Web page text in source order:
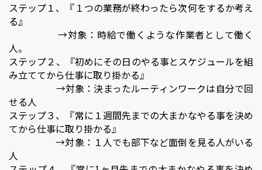
ステップ１、『１つの業務が終わったら次何をするか考え
る』
→対象：時給で働くような作業者として働く
人。
ステップ２、『初めにその日のやる事とスケジュールを組
み立ててから仕事に取り掛かる』
→対象：決まったルーティンワークは自分で回
せる人
ステップ３、『常に１週間先までの大まかなやる事を決め
てから仕事に取り掛かる』
→対象：１人でも部下など面倒を見る人がいる
人